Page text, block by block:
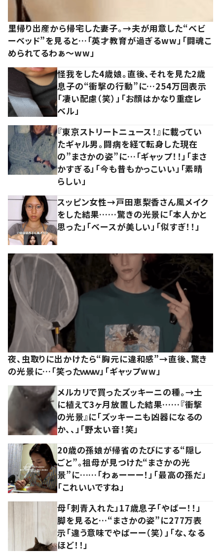
里帰り出産から帰宅した妻子。→夫が用意した“ベビ
ーベッド”を見ると…「英才教育が過ぎるww」「闘魂こ
められてるわぁ～ww」
怪我をした4歳娘。直後、それを見た2歳
息子の“衝撃の行動”に…254万回表示
「凄い配慮（笑）」「お顔はかなり重症レ
ベル」
『東京ストリートニュース！』に載ってい
たギャル男。闘病を経て転身した現在
の”まさかの姿”に…「ギャップ！！」「まさ
かすぎる」「今も昔もかっこいい」「素晴
らしい」
スッピン女性→戸田恵梨香さん風メイク
をした結果……驚きの光景に「本人かと
思った」「ベースが美しい」「似すぎ！！」
夜、虫取りに出かけたら“胸元に違和感”→直後、驚き
の光景に…「笑ったｗｗｗ」「ギャップww」
メルカリで買ったズッキーニの種。→土
に植えて3ヶ月放置した結果……『衝撃
の光景』に「ズッキーニも凶器になるの
か、、」「野太い音！笑」
20歳の孫娘が帰省のたびにする“隠し
ごと”。祖母が見つけた“まさかの光
景”に……「わぁーーー！」「最高の孫だ」
「これいいですね」
母「刺青入れた」17歳息子「やばー！！」
脚を見ると…“まさかの姿”に277万表
示「違う意味でやばーー（笑）」「な、なる
ほど！！」